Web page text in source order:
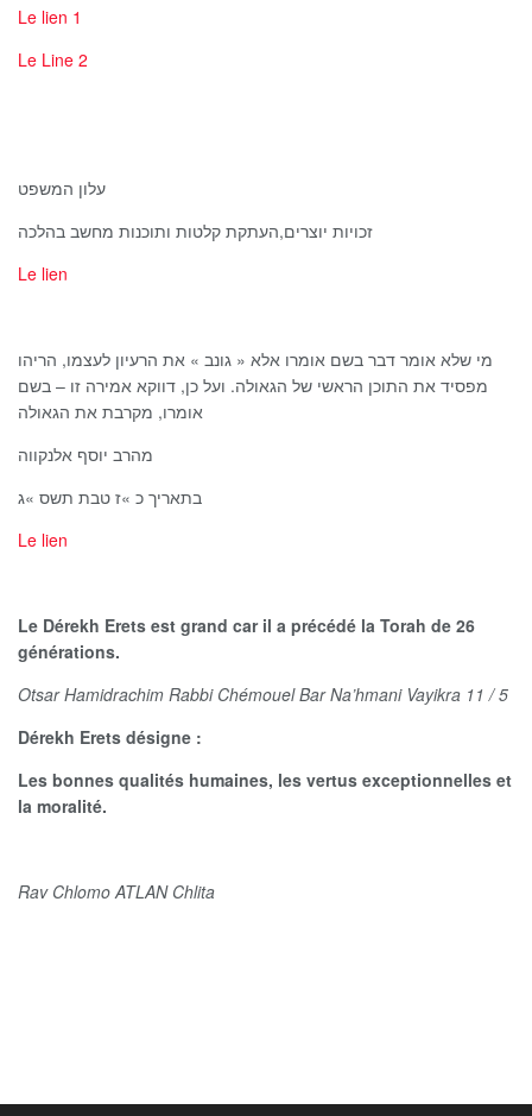
Le lien 1
Le Line 2
עלון המשפט
זכויות יוצרים,העתקת קלטות ותוכנות מחשב בהלכה
Le lien
מי שלא אומר דבר בשם אומרו אלא « גונב » את הרעיון לעצמו, הריהו
מפסיד את התוכן הראשי של הגאולה. ועל כן, דווקא אמירה זו – בשם
אומרו, מקרבת את הגאולה
מהרב יוסף אלנקווה
בתאריך כ »ז טבת תשס »ג
Le lien
Le Dérekh Erets est grand car il a précédé la Torah de 26
générations.
Otsar Hamidrachim Rabbi Chémouel Bar Na’hmani Vayikra 11 / 5
Dérekh Erets désigne :
Les bonnes qualités humaines, les vertus exceptionnelles et
la moralité.
Rav Chlomo ATLAN Chlita